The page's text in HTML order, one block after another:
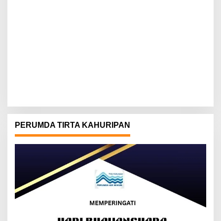
PERUMDA TIRTA KAHURIPAN